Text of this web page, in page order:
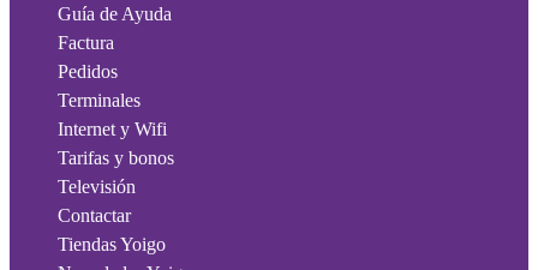
Guía de Ayuda
Factura
Pedidos
Terminales
Internet y Wifi
Tarifas y bonos
Televisión
Contactar
Tiendas Yoigo